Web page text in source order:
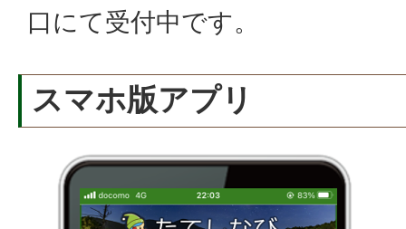
口にて受付中です。
スマホ版アプリ